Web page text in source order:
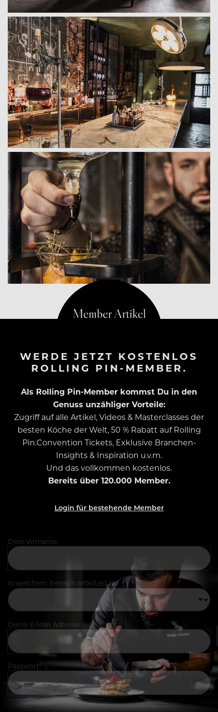
WERDE JETZT KOSTENLOS
ROLLING PIN-MEMBER.
Als Rolling Pin-Member kommst Du in den
Genuss unzähliger Vorteile:
Zugriff auf alle Artikel, Videos & Masterclasses der
besten Köche der Welt, 50 % Rabatt auf Rolling
Pin.Convention Tickets, Exklusive Branchen-
Insights & Inspiration u.v.m.
Und das vollkommen kostenlos.
Bereits über 120.000 Member.
Login für bestehende Member
Dein Vorname
In welchem Bereich arbeitest du
Deine E-Mail Adresse
Passwort